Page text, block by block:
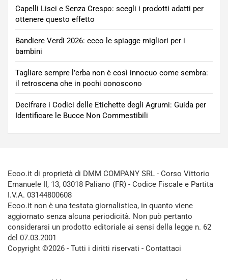
Capelli Lisci e Senza Crespo: scegli i prodotti adatti per
ottenere questo effetto
Bandiere Verdi 2026: ecco le spiagge migliori per i
bambini
Tagliare sempre l’erba non è così innocuo come sembra:
il retroscena che in pochi conoscono
Decifrare i Codici delle Etichette degli Agrumi: Guida per
Identificare le Bucce Non Commestibili
Ecoo.it di proprietà di DMM COMPANY SRL - Corso Vittorio
Emanuele II, 13, 03018 Paliano (FR) - Codice Fiscale e Partita
I.V.A. 03144800608
Ecoo.it non è una testata giornalistica, in quanto viene
aggiornato senza alcuna periodicità. Non può pertanto
considerarsi un prodotto editoriale ai sensi della legge n. 62
del 07.03.2001
Copyright ©2026 - Tutti i diritti riservati - Contattaci